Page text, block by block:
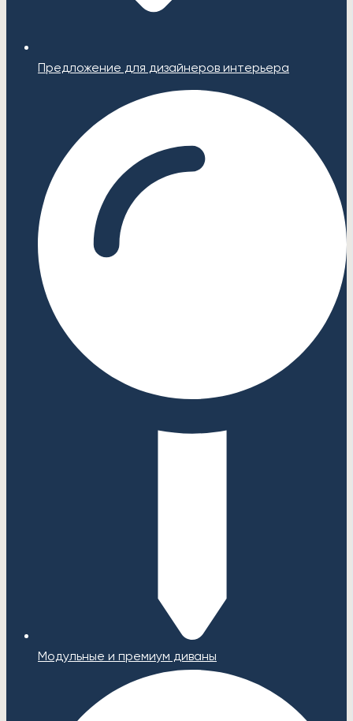
Предложение для дизайнеров интерьера
Модульные и премиум диваны